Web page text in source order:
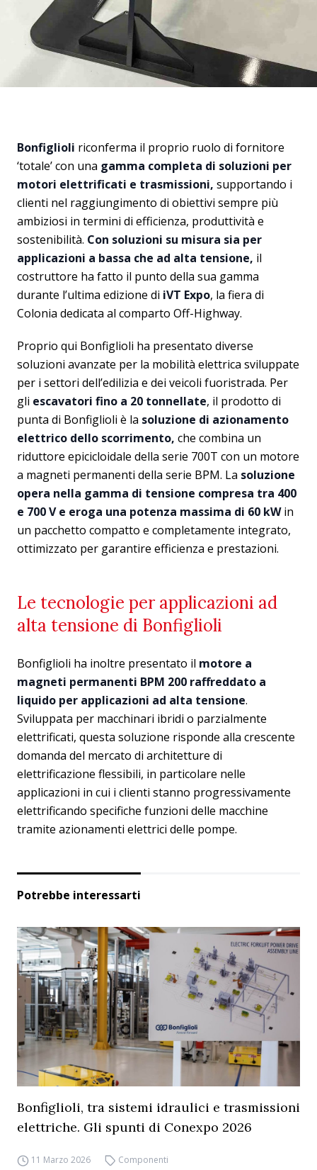
Bonfiglioli riconferma il proprio ruolo di fornitore
‘totale’ con una gamma completa di soluzioni per
motori elettrificati e trasmissioni, supportando i
clienti nel raggiungimento di obiettivi sempre più
ambiziosi in termini di efficienza, produttività e
sostenibilità. Con soluzioni su misura sia per
applicazioni a bassa che ad alta tensione, il
costruttore ha fatto il punto della sua gamma
durante l’ultima edizione di iVT Expo, la fiera di
Colonia dedicata al comparto Off-Highway.
Proprio qui Bonfiglioli ha presentato diverse
soluzioni avanzate per la mobilità elettrica sviluppate
per i settori dell’edilizia e dei veicoli fuoristrada. Per
gli escavatori fino a 20 tonnellate, il prodotto di
punta di Bonfiglioli è la soluzione di azionamento
elettrico dello scorrimento, che combina un
riduttore epicicloidale della serie 700T con un motore
a magneti permanenti della serie BPM. La soluzione
opera nella gamma di tensione compresa tra 400
e 700 V e eroga una potenza massima di 60 kWin
un pacchetto compatto e completamente integrato,
ottimizzato per garantire efficienza e prestazioni.
Le tecnologie per applicazioni ad
alta tensione di Bonfiglioli
Bonfiglioli ha inoltre presentato il motore a
magneti permanenti BPM 200 raffreddato a
liquido per applicazioni ad alta tensione.
Sviluppata per macchinari ibridi o parzialmente
elettrificati, questa soluzione risponde alla crescente
domanda del mercato di architetture di
elettrificazione flessibili, in particolare nelle
applicazioni in cui i clienti stanno progressivamente
elettrificando specifiche funzioni delle macchine
tramite azionamenti elettrici delle pompe.
Potrebbe interessarti
Bonfiglioli, tra sistemi idraulici e trasmissioni
elettriche. Gli spunti di Conexpo 2026
11 Marzo 2026 Componenti